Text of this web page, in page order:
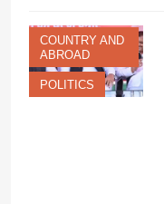
COUNTRY AND
ABROAD
POLITICS